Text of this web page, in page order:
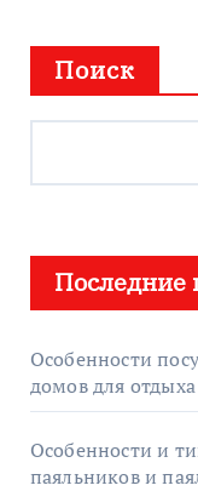
Поиск
Последние
Особенности
домов для отдыха
Особенности и
паяльников и